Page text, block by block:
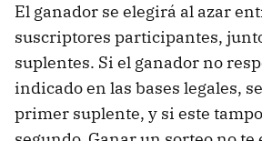
El ganador se elegirá al azar
suscriptores participantes,
suplentes. Si el ganador no
indicado en las bases legales,
primer suplente, y si este